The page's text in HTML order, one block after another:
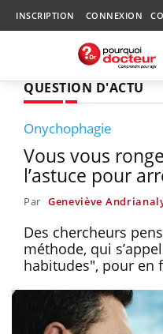
INSCRIPTION CONNEXION
QUESTION D'ACTU
Onychophagie
Vous vous
l’astuce pour
Par Geneviève
Des chercheurs
méthode, qui
habitudes", pour en